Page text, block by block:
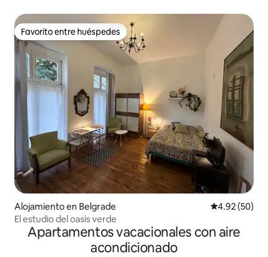
Favorito entre huéspedes
Favorito entre huéspedes
Alojamiento en Belgrade Calificación
4.92 (50)
El estudio del oasis verde
Apartamentos vacacionales con aire
acondicionado